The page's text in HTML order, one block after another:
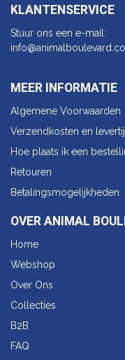
KLANTENSERVICE
Stuur ons een e-mail:
MEER INFORMATIE
Algemene Voorwaarden
Verzendkosten en
Hoe plaats ik een
Retouren
Betalingsmogelijkheden
OVER ANIMAL
Home
Webshop
Over Ons
Collecties
B2B
FAQ